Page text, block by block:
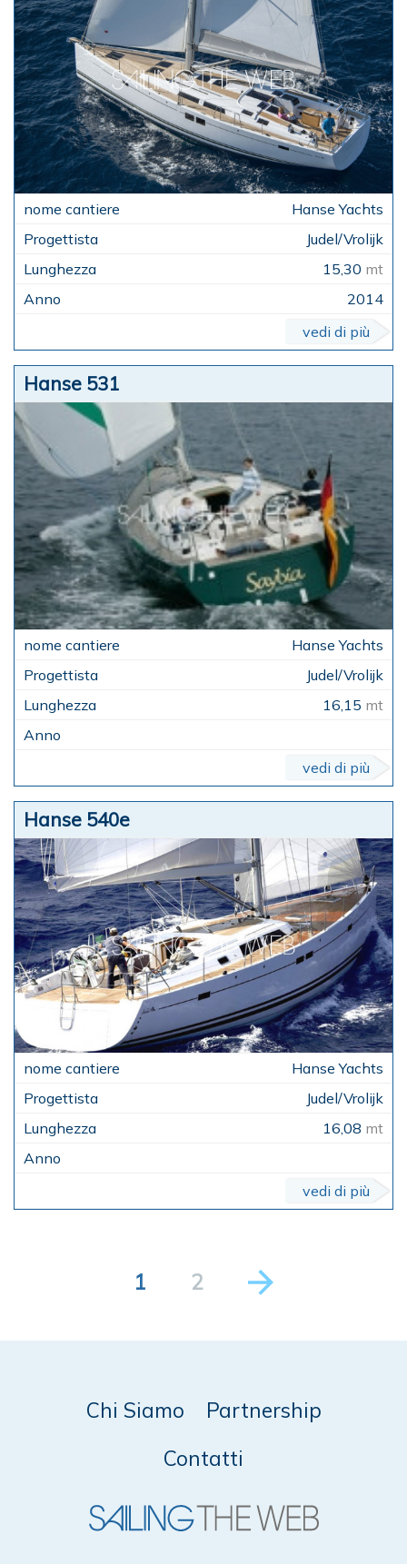
Hanse Yachts
Judel/Vrolijk
15,30 mt
2014
vedi di più
Hanse 531
Hanse Yachts
Judel/Vrolijk
16,15 mt
vedi di più
Hanse 540e
Hanse Yachts
Judel/Vrolijk
16,08 mt
vedi di più
1 2
Chi Siamo
Partnership
Contatti